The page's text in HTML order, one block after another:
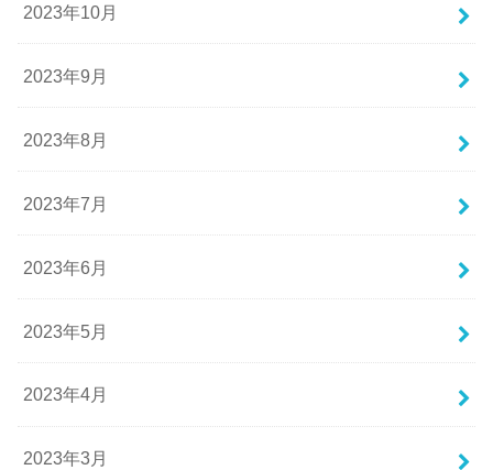
2023年10月
2023年9月
2023年8月
2023年7月
2023年6月
2023年5月
2023年4月
2023年3月